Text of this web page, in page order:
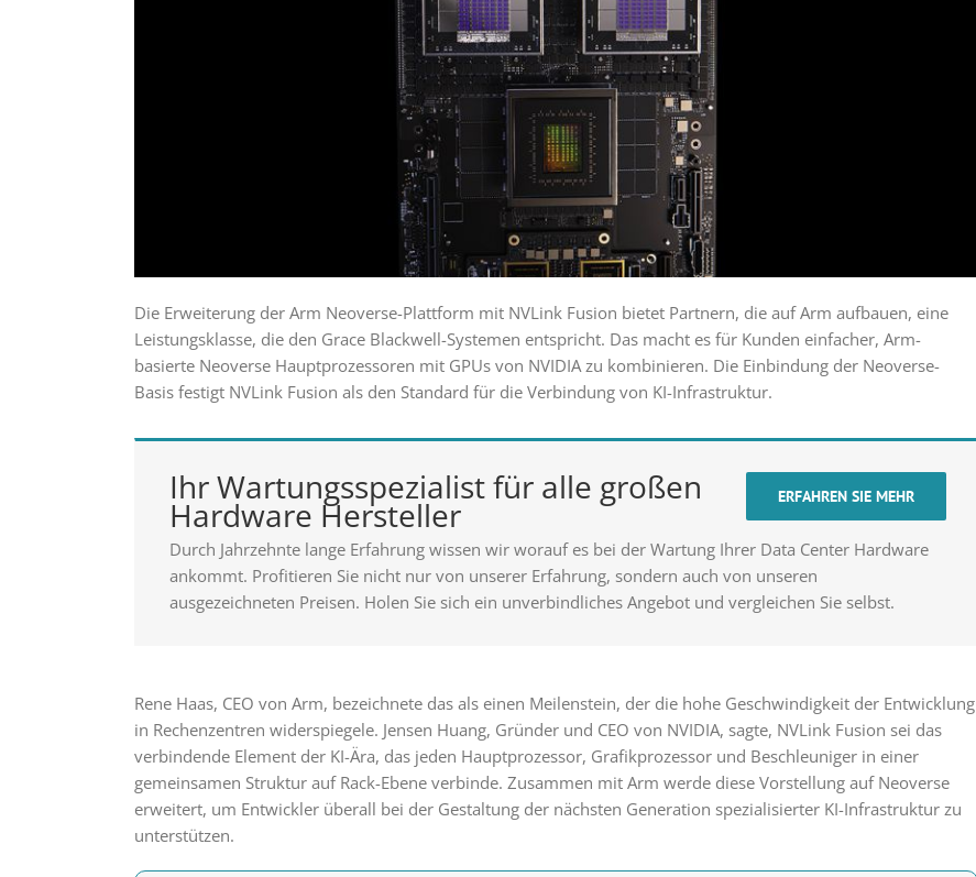
Die Erweiterung der Arm Neoverse-Plattform mit NVLink Fusion bietet Partnern, die auf Arm aufbauen, eine
Leistungsklasse, die den Grace Blackwell-Systemen entspricht. Das macht es für Kunden einfacher, Arm-
basierte Neoverse Hauptprozessoren mit GPUs von NVIDIA zu kombinieren. Die Einbindung der Neoverse-
Basis festigt NVLink Fusion als den Standard für die Verbindung von KI-Infrastruktur.
ERFAHREN SIE MEHR
Ihr Wartungsspezialist für alle großen
Hardware Hersteller
Durch Jahrzehnte lange Erfahrung wissen wir worauf es bei der Wartung Ihrer Data Center Hardware
ankommt. Profitieren Sie nicht nur von unserer Erfahrung, sondern auch von unseren
ausgezeichneten Preisen. Holen Sie sich ein unverbindliches Angebot und vergleichen Sie selbst.
Rene Haas, CEO von Arm, bezeichnete das als einen Meilenstein, der die hohe Geschwindigkeit der Entwicklung
in Rechenzentren widerspiegele. Jensen Huang, Gründer und CEO von NVIDIA, sagte, NVLink Fusion sei das
verbindende Element der KI-Ära, das jeden Hauptprozessor, Grafikprozessor und Beschleuniger in einer
gemeinsamen Struktur auf Rack-Ebene verbinde. Zusammen mit Arm werde diese Vorstellung auf Neoverse
erweitert, um Entwickler überall bei der Gestaltung der nächsten Generation spezialisierter KI-Infrastruktur zu
unterstützen.